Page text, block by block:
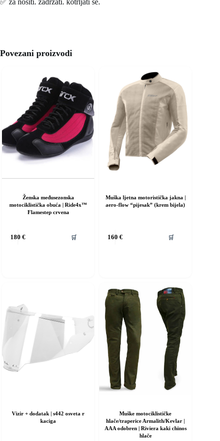
✅ za nositi. zadržati. kotrljati se.
Povezani proizvodi
Ženska međusezonska
motociklistička obuća | Ride4x™
Flamestep crvena
180 € 🛒
Muška ljetna motoristička jakna |
aero-flow “pijesak” (krem bijela)
160 € 🛒
proizvod
mogu
odabrati
stranici
proizvoda
Vizir + dodatak | s442 osveta r
kaciga
Muške motociklističke
hlače/traperice Armalith/Kevlar |
AAA odobren | Riviera kaki chinos
hlače